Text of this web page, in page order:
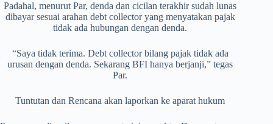
Padahal, menurut Par, denda dan cicilan terakhir sudah lunas
dibayar sesuai arahan debt collector yang menyatakan pajak
tidak ada hubungan dengan denda.
“Saya tidak terima. Debt collector bilang pajak tidak ada
urusan dengan denda. Sekarang BFI hanya berjanji,” tegas
Par.
Tuntutan dan Rencana akan laporkan ke aparat hukum